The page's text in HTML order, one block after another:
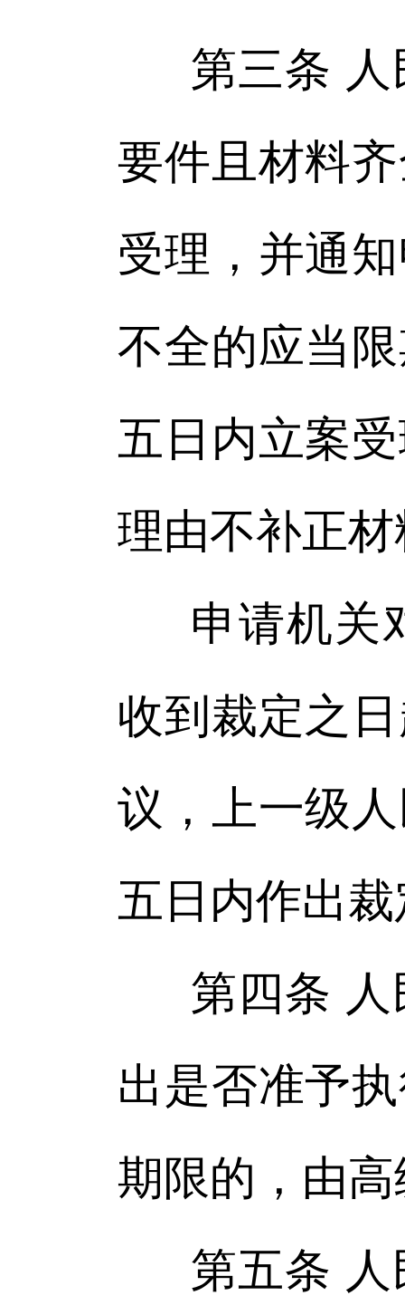
第三条
要件且材料
受理，并通
不全的应当
五日内立案
理由不补正
申请机关
收到裁定之
议，上一级
五日内作出
第四条
出是否准予
期限的，由
第五条